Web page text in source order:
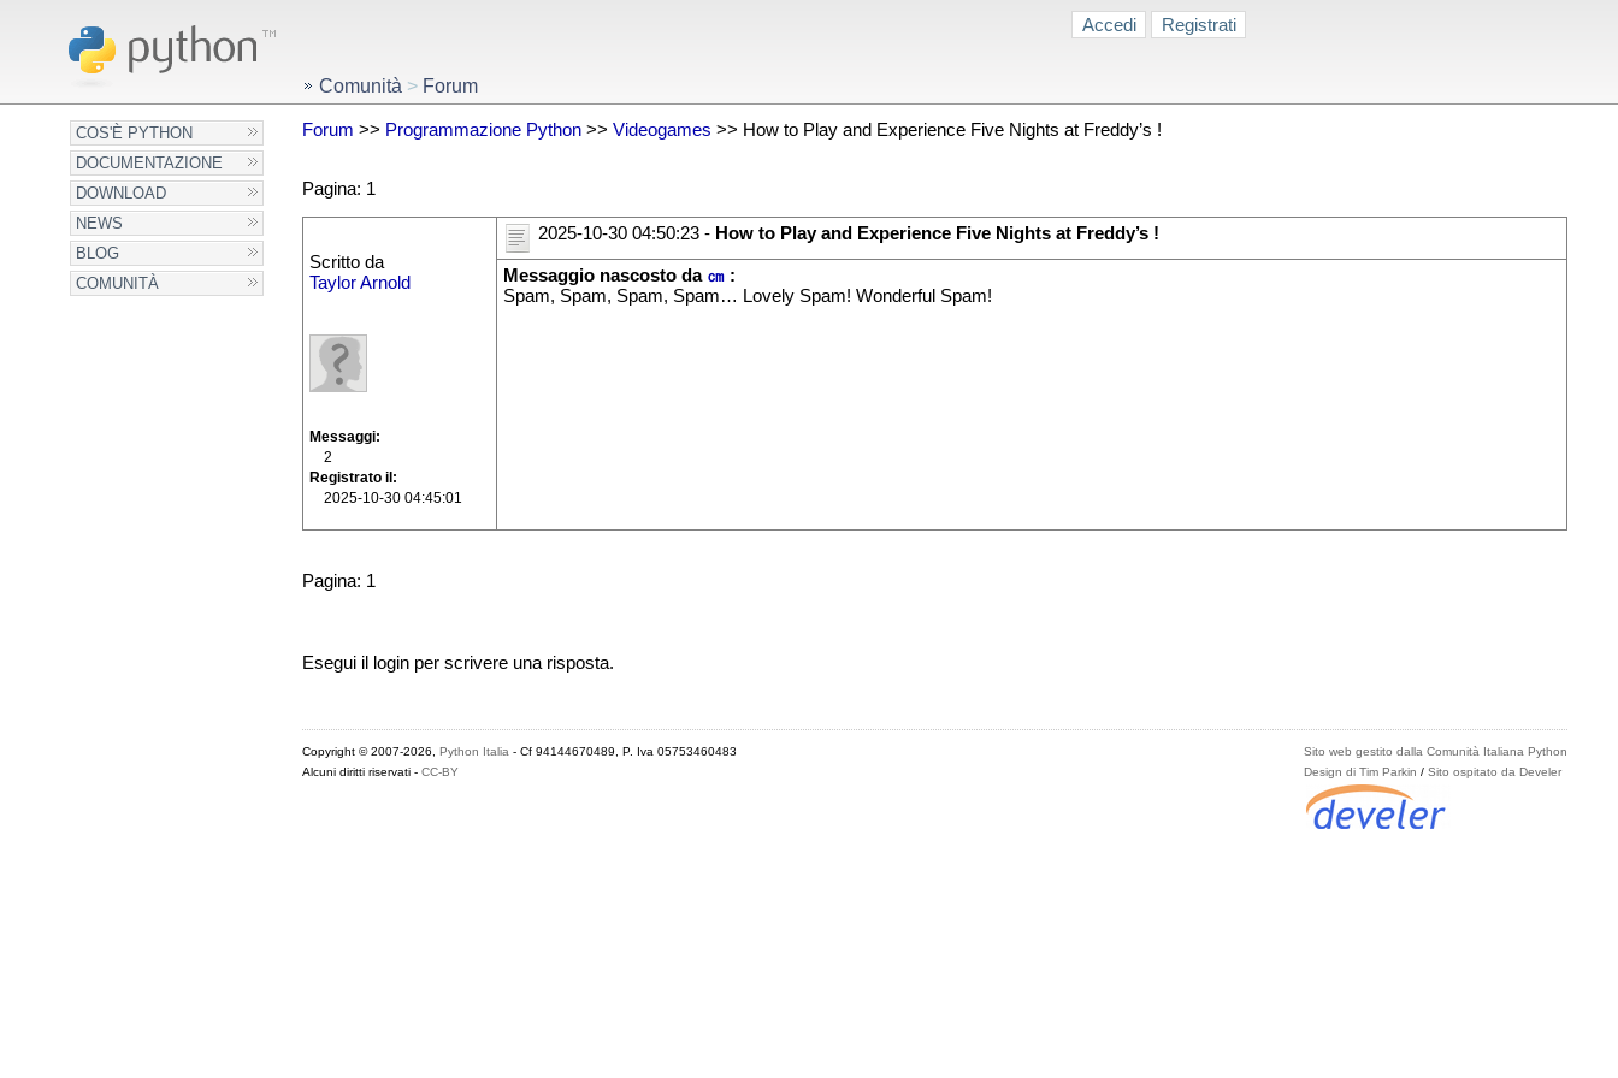
Accedi Registrati
COS'È PYTHON
DOCUMENTAZIONE
DOWNLOAD
NEWS
BLOG
COMUNITÀ
Comunità > Forum
Forum >> Programmazione Python>> Videogames >> How to Play and Experience Five Nights at Freddy’s !
Pagina: 1
Scritto da
Taylor Arnold
Messaggi
2
Registrato il
2025-10-30 04:45:01
2025-10-30 04:50:23 - How to Play and Experience Five Nights at Freddy’s !
Messaggio nascosto da ㎝ :
Spam, Spam, Spam, Spam… Lovely Spam! Wonderful Spam!
Pagina: 1
Esegui il login per scrivere una risposta.
Sito web gestito dalla Comunità Italiana Python
Design di Tim Parkin /Sito ospitato da Develer
Copyright © 2007-2026, Python Italia- Cf 94144670489, P. Iva 05753460483
Alcuni diritti riservati - CC-BY